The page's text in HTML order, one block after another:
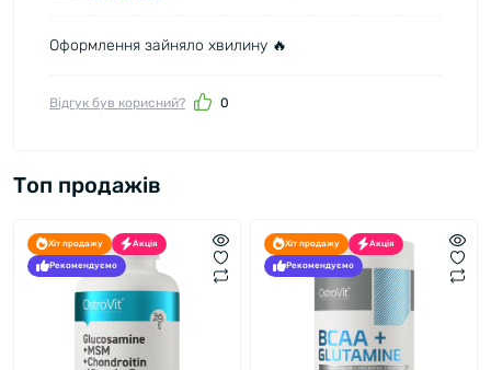
Оформлення зайняло хвилину 🔥
Відгук був корисний? 0
Топ продажів
Хіт продажу Акція
Рекомендуємо
Хіт продажу Акція
Рекомендуємо